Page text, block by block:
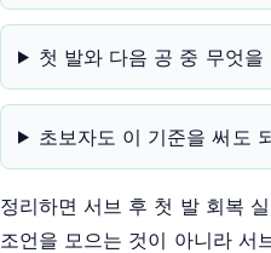
첫 발와 다음 공 중 무엇을
초보자도 이 기준을 써도
정리하면 서브 후 첫 발 회복
조언을 모으는 것이 아니라 서